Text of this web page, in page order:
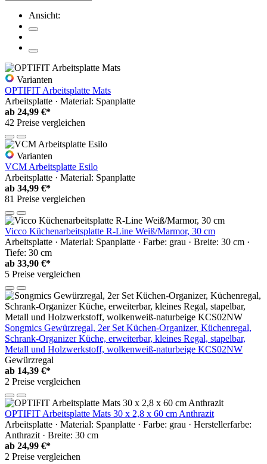
Ansicht:
Varianten
OPTIFIT Arbeitsplatte Mats
Arbeitsplatte · Material: Spanplatte
ab 24,99 €*
42 Preise vergleichen
Varianten
VCM Arbeitsplatte Esilo
Arbeitsplatte · Material: Spanplatte
ab 34,99 €*
81 Preise vergleichen
Vicco Küchenarbeitsplatte R-Line Weiß/Marmor, 30 cm
Arbeitsplatte · Material: Spanplatte · Farbe: grau · Breite: 30 cm ·
Tiefe: 30 cm
ab 33,90 €*
5 Preise vergleichen
Songmics Gewürzregal, 2er Set Küchen-Organizer, Küchenregal,
Schrank-Organizer Küche, erweiterbar, kleines Regal, stapelbar,
Metall und Holzwerkstoff, wolkenweiß-naturbeige KCS02NW
Gewürzregal
ab 14,39 €*
2 Preise vergleichen
OPTIFIT Arbeitsplatte Mats 30 x 2,8 x 60 cm Anthrazit
Arbeitsplatte · Material: Spanplatte · Farbe: grau · Herstellerfarbe:
Anthrazit · Breite: 30 cm
ab 24,99 €*
2 Preise vergleichen